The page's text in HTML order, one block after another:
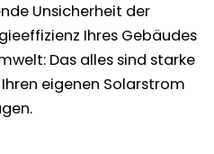
Unsicherheit der
Ihres Gebäudes
Das alles sind starke
eigenen Solarstrom